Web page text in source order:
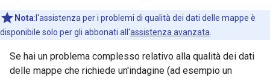
Nota:l'assistenza per i problemi di qualità dei dati delle mappe è
disponibile solo per gli abbonati all'assistenza avanzata
Se hai un problema complesso relativo alla qualità dei dati
delle mappe che richiede un'indagine (ad esempio un